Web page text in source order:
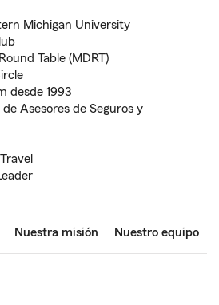
Michigan University
Table (MDRT)
desde 1993
Asesores de Seguros y
Nuestra misión Nuestro equipo